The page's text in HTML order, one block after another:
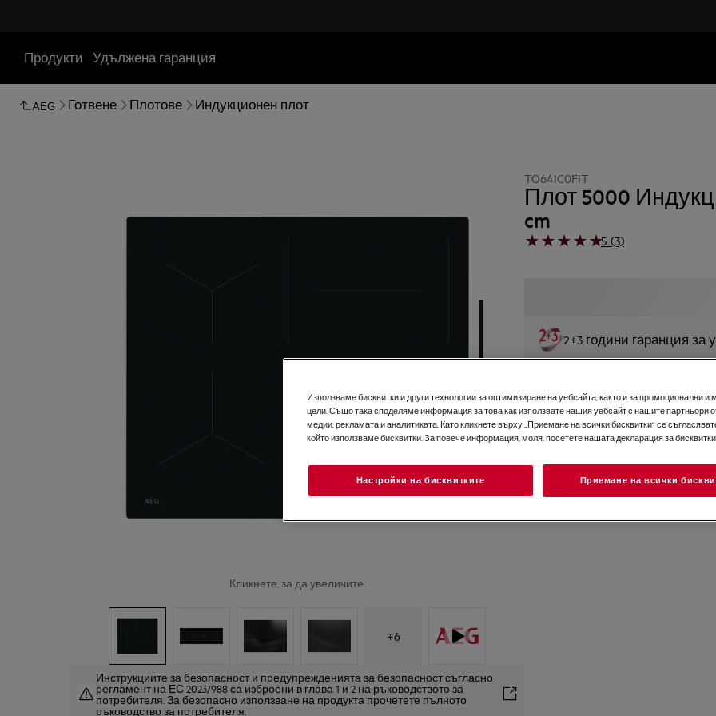
Продукти Удължена гаранция
AEG Готвене Плотове Индукционен плот
Кликнете, за да увеличите.
+6
Инструкциите за безопасност и предупрежденията за безопасност съгласно
регламент на ЕС 2023/988 са изброени в глава 1 и 2 на ръководството за
потребителя. За безопасно използване на продукта прочетете пълното
ръководство за потребителя.
TO64IC0FIT
Плот 5000
cm
5 (3)
2+3 години гаранция за
Използваме бисквитки и други технологии за оптимизиране на уебсайта, както и за промоционални и
цели. Също така споделяме информация за това как използвате нашия уебсайт с нашите партньори
медии, рекламата и аналитиката. Като кликнете върху „Приемане на всички бисквитки“ се
който използваме бисквитки. За повече информация, моля, посетете нашата декларация за бисквитки.
Настройки на бисквитките Приемане на всички